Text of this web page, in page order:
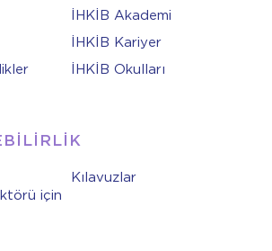
İHKİB Akademi
İHKİB Kariyer
İHKİB Okulları
için
Kılavuzlar